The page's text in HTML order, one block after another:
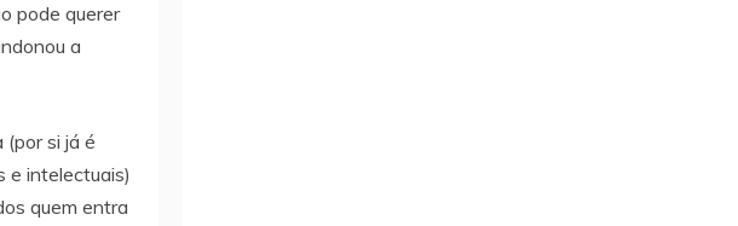
pode querer
a
(por si já é
e intelectuais)
quem entra